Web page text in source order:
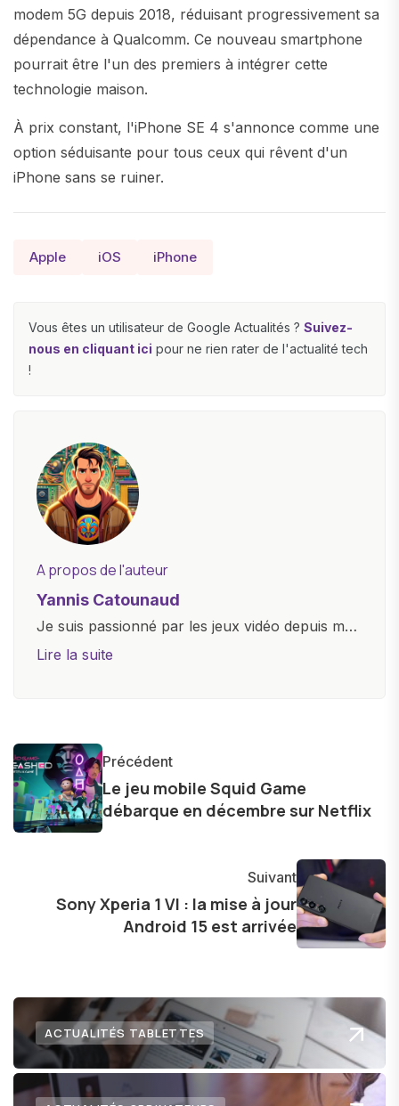
modem 5G depuis 2018, réduisant progressivement sa
dépendance à Qualcomm. Ce nouveau smartphone
pourrait être l'un des premiers à intégrer cette
technologie maison.
À prix constant, l'iPhone SE 4 s'annonce comme une
option séduisante pour tous ceux qui rêvent d'un
iPhone sans se ruiner.
Apple iOS iPhone
Vous êtes un utilisateur de Google Actualités ? Suivez-
nous en cliquant ici pour ne rien rater de l'actualité tech
!
A propos de l'auteur
Yannis Catounaud
Je suis passionné par les jeux vidéo depuis mon
plus jeune âge. Mon amour pour l'univers
et bien d'autres gadgets technologiques. Armé
d'une curiosité insatiable, j'aime dévoiler les
dernières tendances et innovations, partageant
avec enthousiasme mes découvertes avec la
l'exploration constante des frontières de la
technologie me permet de présenter aux
lecteurs un aperçu captivant de ce que le futur
Lire la suite
Précédent
Le jeu mobile Squid Game
débarque en décembre sur Netflix
Suivant
Sony Xperia 1 VI : la mise à jour
Android 15 est arrivée
ACTUALITÉS TABLETTES